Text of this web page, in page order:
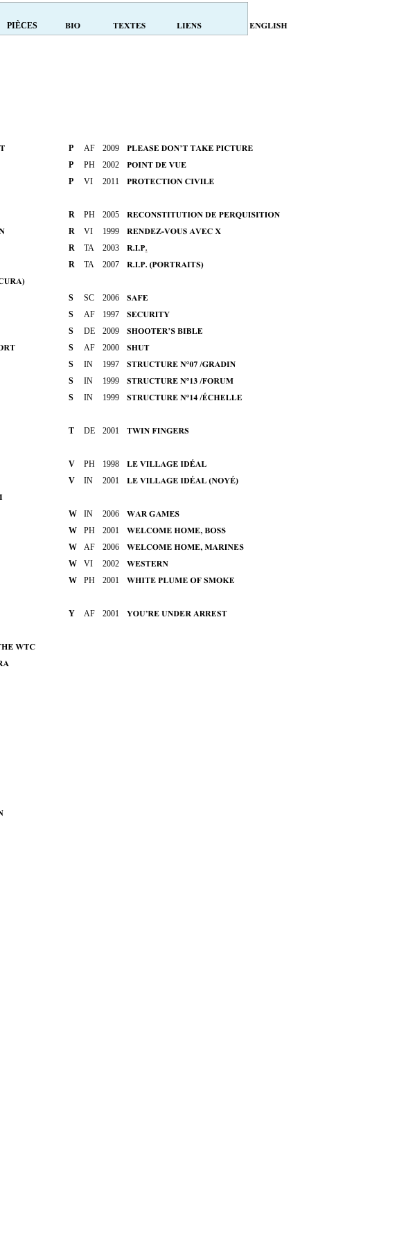
PIÈCES
P AF
2009
P
PH
2002
P
VI 2011
R PH
2005
R
VI
1999
R
TA
2003
R
TA 2007
S SC
2006
S
AF
1997
S
DE
2009
S
AF
2000
S
IN
1997
S
IN
1999
S
IN 1999
T DE 2001
V PH
1998
V
IN 2001
W IN
2006
W
PH
2001
W
AF
2006
W
VI
2002
W
PH 2001
Y AF 2001